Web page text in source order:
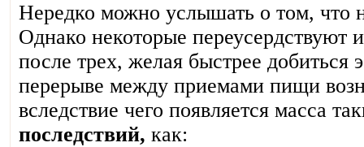
Нередко можно услышать о том, что
Однако некоторые переусердствуют
после трех, желая быстрее добиться
перерыве между приемами пищи
вследствие чего появляется масса
последствий, как: